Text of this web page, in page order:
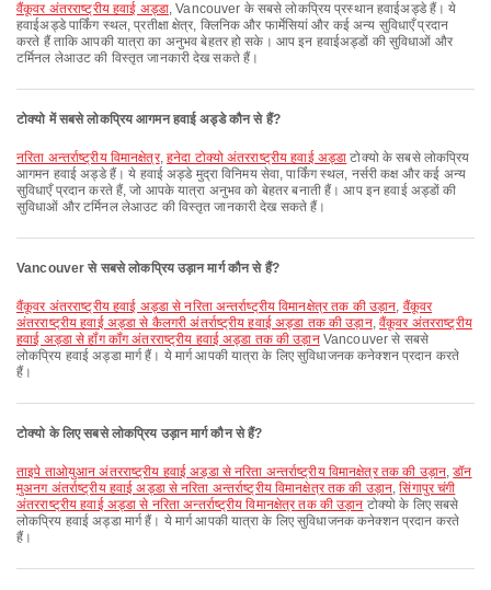
वैंकूवर अंतरराष्ट्रीय हवाई अड्डा, Vancouver के सबसे लोकप्रिय प्रस्थान हवाईअड्डे हैं। ये
हवाईअड्डे पार्किंग स्थल, प्रतीक्षा क्षेत्र, क्लिनिक और फार्मेसियां और कई अन्य सुविधाएँ प्रदान
करते हैं ताकि आपकी यात्रा का अनुभव बेहतर हो सके। आप इन हवाईअड्डों की सुविधाओं और
टर्मिनल लेआउट की विस्तृत जानकारी देख सकते हैं।
टोक्यो में सबसे लोकप्रिय आगमन हवाई अड्डे कौन से हैं?
नरिता अन्तर्राष्ट्रीय विमानक्षेत्र, हनेदा टोक्यो अंतरराष्ट्रीय हवाई अड्डा टोक्यो के सबसे लोकप्रिय
आगमन हवाई अड्डे हैं। ये हवाई अड्डे मुद्रा विनिमय सेवा, पार्किंग स्थल, नर्सरी कक्ष और कई अन्य
सुविधाएँ प्रदान करते हैं, जो आपके यात्रा अनुभव को बेहतर बनाती हैं। आप इन हवाई अड्डों की
सुविधाओं और टर्मिनल लेआउट की विस्तृत जानकारी देख सकते हैं।
Vancouver से सबसे लोकप्रिय उड़ान मार्ग कौन से हैं?
वैंकूवर अंतरराष्ट्रीय हवाई अड्डा से नरिता अन्तर्राष्ट्रीय विमानक्षेत्र तक की उड़ान, वैंकूवर
अंतरराष्ट्रीय हवाई अड्डा से कैलगरी अंतर्राष्ट्रीय हवाई अड्डा तक की उड़ान,वैंकूवर अंतरराष्ट्रीय
हवाई अड्डा से हॉंग कॉंग अंतरराष्ट्रीय हवाई अड्डा तक की उड़ानVancouver से सबसे
लोकप्रिय हवाई अड्डा मार्ग हैं। ये मार्ग आपकी यात्रा के लिए सुविधाजनक कनेक्शन प्रदान करते
हैं।
टोक्यो के लिए सबसे लोकप्रिय उड़ान मार्ग कौन से हैं?
ताइपे ताओयुआन अंतरराष्ट्रीय हवाई अड्डा से नरिता अन्तर्राष्ट्रीय विमानक्षेत्र तक की उड़ान,डॉन
मुअनग अंतर्राष्ट्रीय हवाई अड्डा से नरिता अन्तर्राष्ट्रीय विमानक्षेत्र तक की उड़ान,सिंगापुर चंगी
अंतरराष्ट्रीय हवाई अड्डा से नरिता अन्तर्राष्ट्रीय विमानक्षेत्र तक की उड़ान टोक्यो के लिए सबसे
लोकप्रिय हवाई अड्डा मार्ग हैं। ये मार्ग आपकी यात्रा के लिए सुविधाजनक कनेक्शन प्रदान करते
हैं।